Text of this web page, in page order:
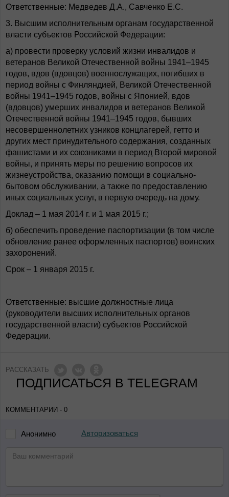
Ответственные: Медведев Д.А., Савченко Е.С.
3. Высшим исполнительным органам государственной
власти субъектов Российской Федерации:
а) провести проверку условий жизни инвалидов и
ветеранов Великой Отечественной войны 1941–1945
годов, вдов (вдовцов) военнослужащих, погибших в
период войны с Финляндией, Великой Отечественной
войны 1941–1945 годов, войны с Японией, вдов
(вдовцов) умерших инвалидов и ветеранов Великой
Отечественной войны 1941–1945 годов, бывших
несовершеннолетних узников концлагерей, гетто и
других мест принудительного содержания, созданных
фашистами и их союзниками в период Второй мировой
войны, и принять меры по решению вопросов их
жизнеустройства, оказанию помощи в социально-
бытовом обслуживании, а также по предоставлению
иных социальных услуг, в первую очередь на дому.
Доклад – 1 мая 2014 г. и 1 мая 2015 г.;
б) обеспечить проведение паспортизации (в том числе
обновление ранее оформленных паспортов) воинских
захоронений.
Срок – 1 января 2015 г.
Ответственные: высшие должностные лица
(руководители высших исполнительных органов
государственной власти) субъектов Российской
Федерации.
РАССКАЗАТЬ
ПОДПИСАТЬСЯ В TELEGRAM
КОММЕНТАРИИ - 0
Анонимно Авторизоваться